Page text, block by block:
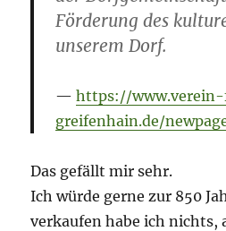
Förderung des
unserem Dorf.
https://
greifenhain.de/
Das gefällt mir sehr.
Ich würde gerne zur 850
verkaufen habe ich nichts,